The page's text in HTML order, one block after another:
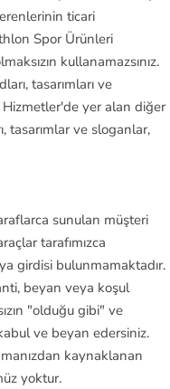
ticari
Spor Ürünleri
kullanamazsınız.
tasarımları ve
Hizmetler'de yer alan diğer
tasarımlar ve sloganlar,
sunulan müşteri
tarafımızca
girdisi bulunmamaktadır.
beyan veya koşul
"olduğu gibi" ve
ve beyan edersiniz.
kaynaklanan
yoktur.